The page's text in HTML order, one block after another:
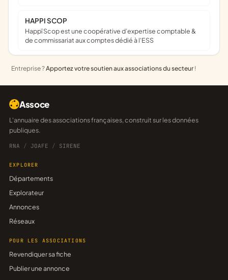
HAPPI SCOP
Happï Scop est une coopérative d’expertise comptable &
de commissariat aux comptes dédié à l'ESS
Entreprise ?Apportez votre soutien aux associations du secteur !
Assoce
L'annuaire des associations françaises, construit sur les données
publiques.
RNA / JOAFE / SIRENE
EXPLORER
Départements
Explorateur
Annonces
Réseaux
POUR LES ASSOCIATIONS
Revendiquer sa fiche
Publier une annonce